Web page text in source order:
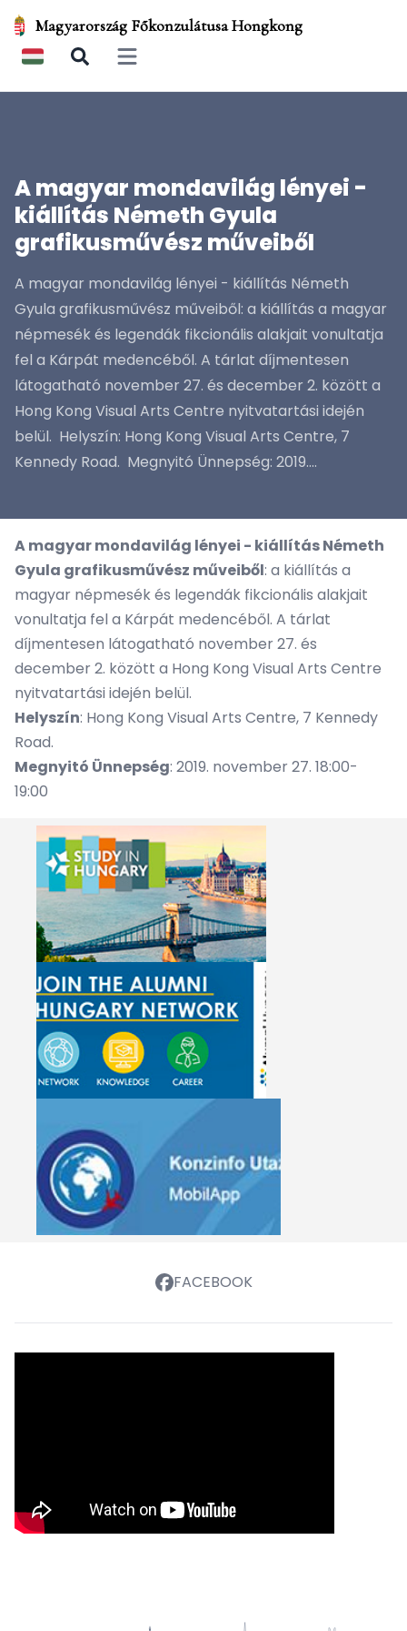
Magyarország Főkonzulátusa Hongkong
Open main menu
A magyar mondavilág lényei -
kiállítás Németh Gyula
grafikusművész műveiből
A magyar mondavilág lényei - kiállítás Németh
Gyula grafikusművész műveiből: a kiállítás a magyar
népmesék és legendák fikcionális alakjait vonultatja
fel a Kárpát medencéből. A tárlat díjmentesen
látogatható november 27. és december 2. között a
Hong Kong Visual Arts Centre nyitvatartási idején
belül. Helyszín: Hong Kong Visual Arts Centre, 7
Kennedy Road. Megnyitó Ünnepség: 2019....
A magyar mondavilág lényei - kiállítás Németh
Gyula grafikusművész műveiből: a kiállítás a
magyar népmesék és legendák fikcionális alakjait
vonultatja fel a Kárpát medencéből. A tárlat
díjmentesen látogatható november 27. és
december 2. között a Hong Kong Visual Arts Centre
nyitvatartási idején belül.
Helyszín: Hong Kong Visual Arts Centre, 7 Kennedy
Road.
Megnyitó Ünnepség: 2019. november 27. 18:00-
19:00
FACEBOOK